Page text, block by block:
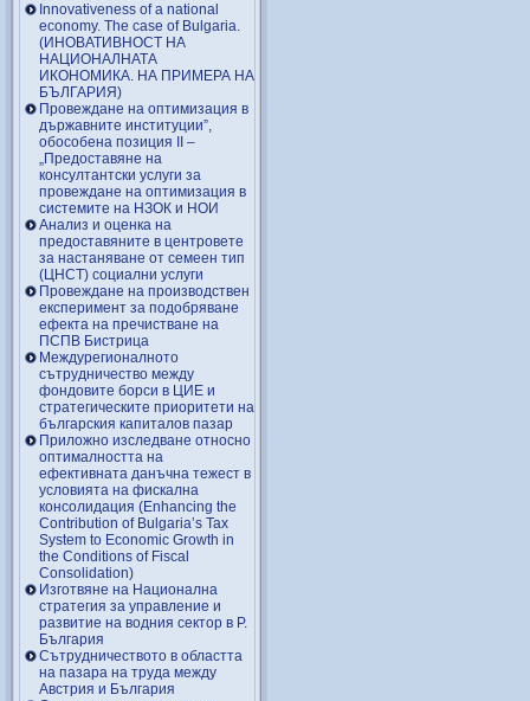
Innovativeness of a national
economy. The case of Bulgaria.
(ИНОВАТИВНОСТ НА
НАЦИОНАЛНАТА
ИКОНОМИКА. НА ПРИМЕРА НА
БЪЛГАРИЯ)
Провеждане на оптимизация в
държавните институции”,
обособена позиция ІІ –
„Предоставяне на
консултантски услуги за
провеждане на оптимизация в
системите на НЗОК и НОИ
Анализ и оценка на
предоставяните в центровете
за настаняване от семеен тип
(ЦНСТ) социални услуги
Провеждане на производствен
експеримент за подобряване
ефекта на пречистване на
ПСПВ Бистрица
Междурегионалното
сътрудничество между
фондовите борси в ЦИЕ и
стратегическите приоритети на
българския капиталов пазар
Приложно изследване относно
оптималността на
ефективната данъчна тежест в
условията на фискална
консолидация (Enhancing the
Contribution of Bulgaria’s Tax
System to Economic Growth in
the Conditions of Fiscal
Consolidation)
Изготвяне на Национална
стратегия за управление и
развитие на водния сектор в Р.
България
Сътрудничеството в областта
на пазара на труда между
Австрия и България